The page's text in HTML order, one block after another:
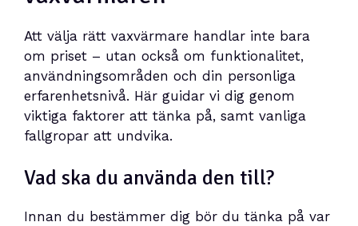
Att välja rätt vaxvärmare handlar inte bara
om priset – utan också om funktionalitet,
användningsområden och din personliga
erfarenhetsnivå. Här guidar vi dig genom
viktiga faktorer att tänka på, samt vanliga
fallgropar att undvika.
Vad ska du använda den till?
Innan du bestämmer dig bör du tänka på var